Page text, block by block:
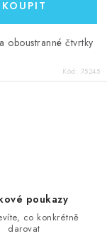
oboustranné čtvrtky
Kód: 75245
poukazy
co konkrétně
darovat